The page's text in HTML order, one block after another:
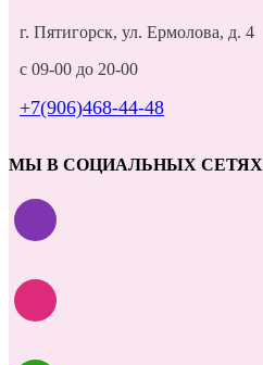
г. Пятигорск, ул. Ермолова, д. 4
с 09-00 до 20-00
+7(906)468-44-48
МЫ В СОЦИАЛЬНЫХ СЕТЯХ